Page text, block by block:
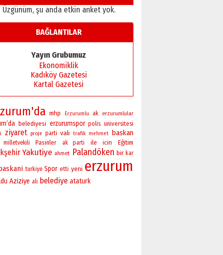
13 Mayıs 2026 Çarşamba
Esat BİNDESEN
Başkan Sekmen’den Erzurum’a
bir vizyon proje daha!
02 Ağustos 2026 Pazar
Üzgünüm, şu anda etkin anket yok.
BAĞLANTILAR
Yayın Grubumuz
Ekonomiklik
Kadıköy Gazetesi
Kartal Gazetesi
mhp Erzurumlu ak erzurumlular
belediyesi erzurumspor polis universitesi
ziyaret proje parti vali trafik mehmet baskan
milletvekili Pasinler ak parti ile icin Eğitim
Yakutiye ahmet Palandöken bir kar
turkiye Spor etti yeni erzurum
Aziziye ali belediye ataturk